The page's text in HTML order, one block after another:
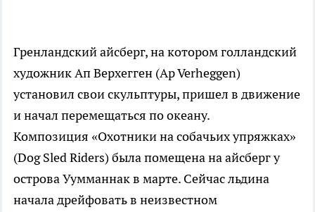
Гренландский айсберг, на котором голландский
художник Ап Верхегген (Ap Verheggen)
установил свои скульптуры, пришел в движение
и начал перемещаться по океану.
Композиция «Охотники на собачьих упряжках»
(Dog Sled Riders) была помещена на айсберг у
острова Уумманнак в марте. Сейчас льдина
начала дрейфовать в неизвестном